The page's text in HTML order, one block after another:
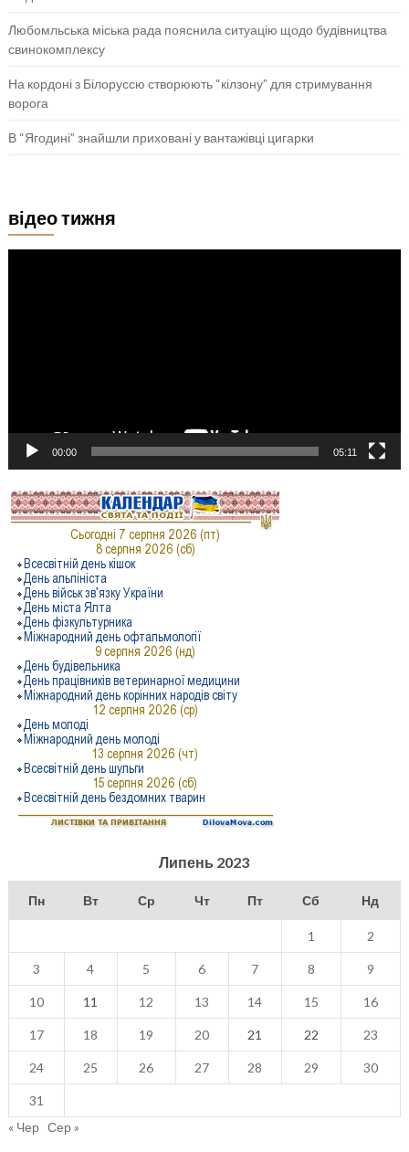
Любомльська міська рада пояснила ситуацію щодо будівництва
свинокомплексу
На кордоні з Білоруссю створюють “кілзону” для стримування
ворога
В “Ягодині” знайшли приховані у вантажівці цигарки
відео тижня
00:00 05:11
Липень 2023
Пн Вт Ср Чт Пт Сб Нд
1 2
3 4 5 6 7 8 9
10 11 12 13 14 15 16
17 18 19 20 21 22 23
24 25 26 27 28 29 30
31
« Чер Сер »